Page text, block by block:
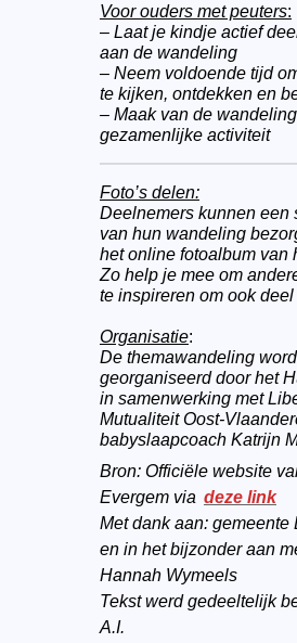
Voor ouders met peuters:
– Laat je kindje actief
aan de wandeling
– Neem voldoende tijd
te kijken, ontdekken en
– Maak van de
gezamenlijke activiteit
Foto’s delen:
Deelnemers kunnen een
van hun wandeling
het online fotoalbum van
Zo help je mee om
te inspireren om ook deel
Organisatie:
De themawandeling
georganiseerd door het
in samenwerking met
Mutualiteit Oost-
babyslaapcoach Katrijn
Bron: Officiële website
Evergem via deze link
Met dank aan: gemeente
en in het bijzonder aan
Hannah Wymeels
Tekst werd gedeeltelijk
A.I.